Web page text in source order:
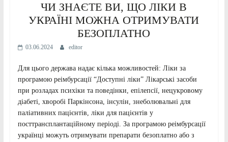
ЧИ ЗНАЄТЕ ВИ, ЩО ЛІКИ В
УКРАЇНІ МОЖНА ОТРИМУВАТИ
БЕЗОПЛАТНО
03.06.2024 editor
Для цього держава надає кілька можливостей: Ліки за
програмою реімбурсації “Доступні ліки” Лікарські засоби
при розладах психіки та поведінки, епілепсії, нецукровому
діабеті, хворобі Паркінсона, інсулін, знеболювальні для
паліативних пацієнтів, ліки для пацієнтів у
посттрансплантаційному періоді. За програмою реімбурсації
українці можуть отримувати препарати безоплатно або з